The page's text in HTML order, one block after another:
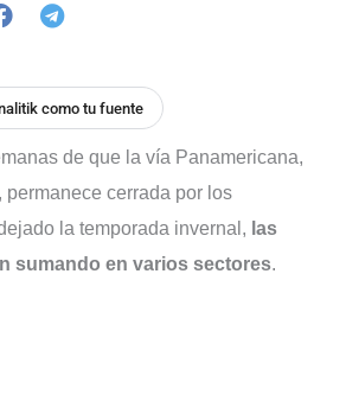
como tu fuente
de que la vía Panamericana,
cerrada por los
la temporada invernal, las
sumando en varios sectores.